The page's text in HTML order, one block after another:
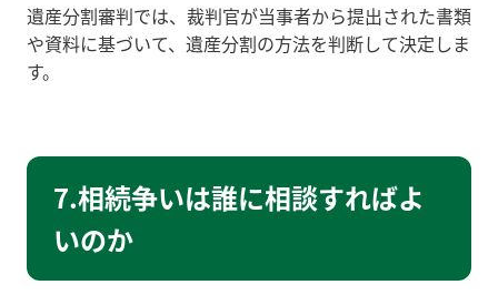
遺産分割審判では、裁判官が当事者から提出された書類
や資料に基づいて、遺産分割の方法を判断して決定しま
す。
7.相続争いは誰に相談すればよ
いのか